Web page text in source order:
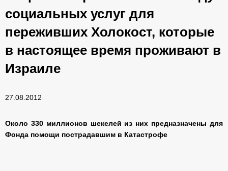
социальных услуг для
переживших Холокост, которые
в настоящее время проживают в
Израиле
27.08.2012
Около 330 миллионов шекелей из них предназначены для
Фонда помощи пострадавшим в Катастрофе